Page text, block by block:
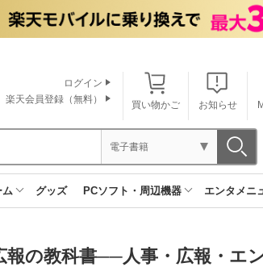
買い物かご お知らせ
ログイン
楽天会員登録（無料）
電子書籍
ム グッズ PCソフト・周辺機器 エンタメニ
報の教科書──人事・広報・エ